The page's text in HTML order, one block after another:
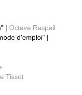
| Octave Raspail
d'emploi" |
Tissot